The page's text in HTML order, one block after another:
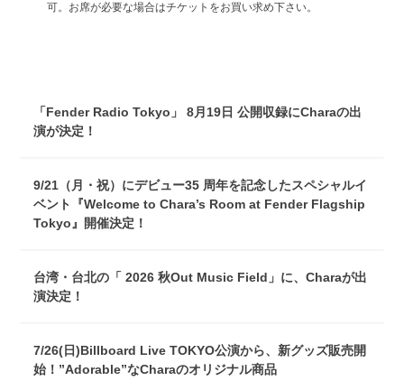
可。お席が必要な場合はチケットをお買い求め下さい。
「Fender Radio Tokyo」 8月19日 公開収録にCharaの出
演が決定！
9/21（月・祝）にデビュー35 周年を記念したスペシャルイ
ベント『Welcome to Chara’s Room at Fender Flagship
Tokyo』開催決定！
台湾・台北の「 2026 秋Out Music Field」に、Charaが出
演決定！
7/26(日)Billboard Live TOKYO公演から、新グッズ販売開
始！”Adorable”なCharaのオリジナル商品